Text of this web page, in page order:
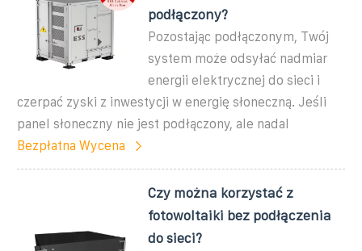
podłączony?
Pozostając podłączonym, Twój
system może odsyłać nadmiar
energii elektrycznej do sieci i
czerpać zyski z inwestycji w energię słoneczną. Jeśli
panel słoneczny nie jest podłączony, ale nadal
Bezpłatna Wycena
Czy można korzystać z
fotowoltaiki bez podłączenia
do sieci?